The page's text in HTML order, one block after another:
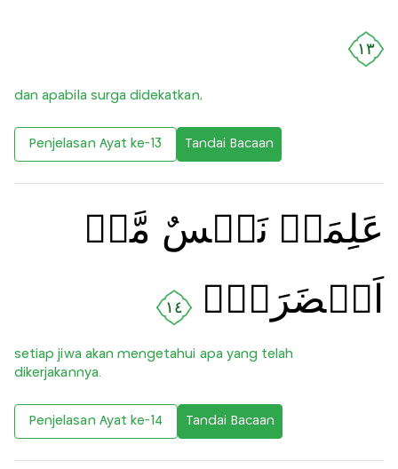
١٣
dan apabila surga didekatkan,
Penjelasan Ayat ke-13 Tandai Bacaan
عَلِمَتۡ نَفۡسٌ مَّاۤ
اَحۡضَرَتۡؕ ١٤
setiap jiwa akan mengetahui apa yang telah
dikerjakannya.
Penjelasan Ayat ke-14 Tandai Bacaan